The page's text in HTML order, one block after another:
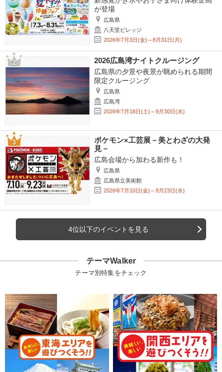
が登場
広島県
八天堂ビレッジ
2026年7月3日(金)～8月31日(月)
2026広島湾ナイトクルージング
広島県の夕景や夜景が眺められる期間
限定クルージング
広島県
広島湾
2026年7月18日(土)～9月30日(水)
ポケモン×工芸展－美とわざの大発
見－
広島会場から加わる新作も！
広島県
広島県立美術館
2026年7月10日(金)～9月23日(水)
4位以下のイベントを見る
テーマWalker
テーマ別特集をチェック